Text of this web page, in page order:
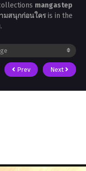
mangastep
มสนุกก่อนใครis in the
Prev Next